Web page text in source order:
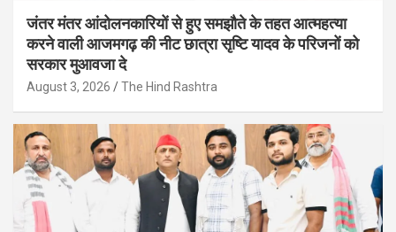
जंतर मंतर आंदोलनकारियों से हुए समझौते के तहत आत्महत्या
करने वाली आजमगढ़ की नीट छात्रा सृष्टि यादव के परिजनों को
सरकार मुआवजा दे
August 3, 2026 The Hind Rashtra